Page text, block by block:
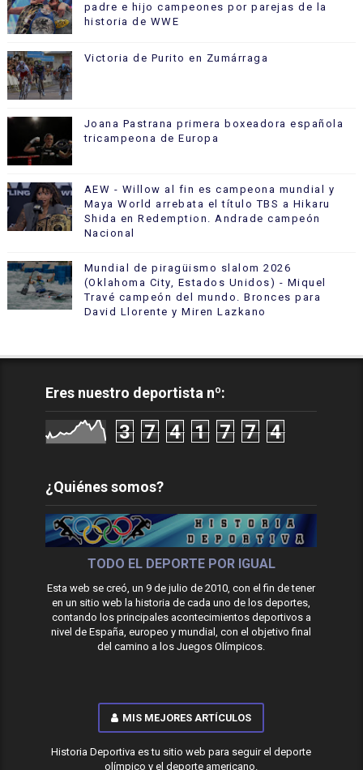
padre e hijo campeones por parejas de la
historia de WWE
Victoria de Purito en Zumárraga
Joana Pastrana primera boxeadora española
tricampeona de Europa
AEW - Willow al fin es campeona mundial y
Maya World arrebata el título TBS a Hikaru
Shida en Redemption. Andrade campeón
Nacional
Mundial de piragüismo slalom 2026
(Oklahoma City, Estados Unidos) - Miquel
Travé campeón del mundo. Bronces para
David Llorente y Miren Lazkano
Eres nuestro deportista nº:
3 7 4 1 7 7 4
¿Quiénes somos?
TODO EL DEPORTE POR IGUAL
Esta web se creó, un 9 de julio de 2010, con el fin de tener
en un sitio web la historia de cada uno de los deportes,
contando los principales acontecimientos deportivos a
nivel de España, europeo y mundial, con el objetivo final
del camino a los Juegos Olímpicos.
MIS MEJORES ARTÍCULOS
Historia Deportiva es tu sitio web para seguir el deporte
olímpico y el deporte americano.